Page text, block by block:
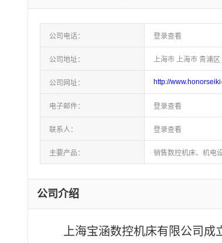
公司电话： 登录查看
公司地址： 上海市 上海市 青浦
公司网址： http://
电子邮件： 登录查看
联系人： 登录查看
主要产品： 销售数控机床、机电
公司介绍
上海宝涵数控机床有限公司 成